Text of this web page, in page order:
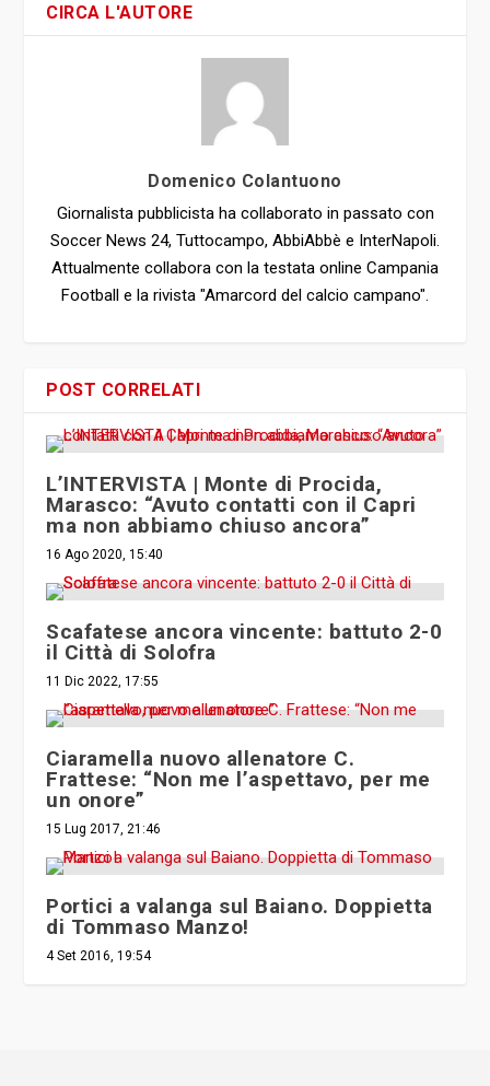
CIRCA L'AUTORE
Domenico Colantuono
Giornalista pubblicista ha collaborato in passato con
Soccer News 24, Tuttocampo, AbbiAbbè e InterNapoli.
Attualmente collabora con la testata online Campania
Football e la rivista "Amarcord del calcio campano".
POST CORRELATI
L’INTERVISTA | Monte di Procida,
Marasco: “Avuto contatti con il Capri
ma non abbiamo chiuso ancora”
16 Ago 2020, 15:40
Scafatese ancora vincente: battuto 2-0
il Città di Solofra
11 Dic 2022, 17:55
Ciaramella nuovo allenatore C.
Frattese: “Non me l’aspettavo, per me
un onore”
15 Lug 2017, 21:46
Portici a valanga sul Baiano. Doppietta
di Tommaso Manzo!
4 Set 2016, 19:54